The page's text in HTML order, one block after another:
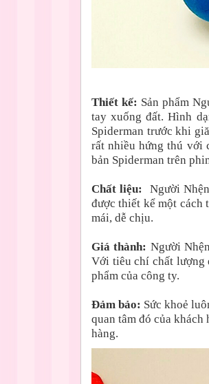
Thiết kế: Sản phẩm
tay xuống đất. Hình
Spiderman trước khi
rất nhiều hứng thú với
bản Spiderman trên
Chất liệu:
Người
được thiết kể một cách
mái, dễ chịu.
Giá thành: Người
Với tiêu chí chất lượng
phẩm của công ty.
Đảm bảo: Sức khoẻ
quan tâm đó của khách
hàng.